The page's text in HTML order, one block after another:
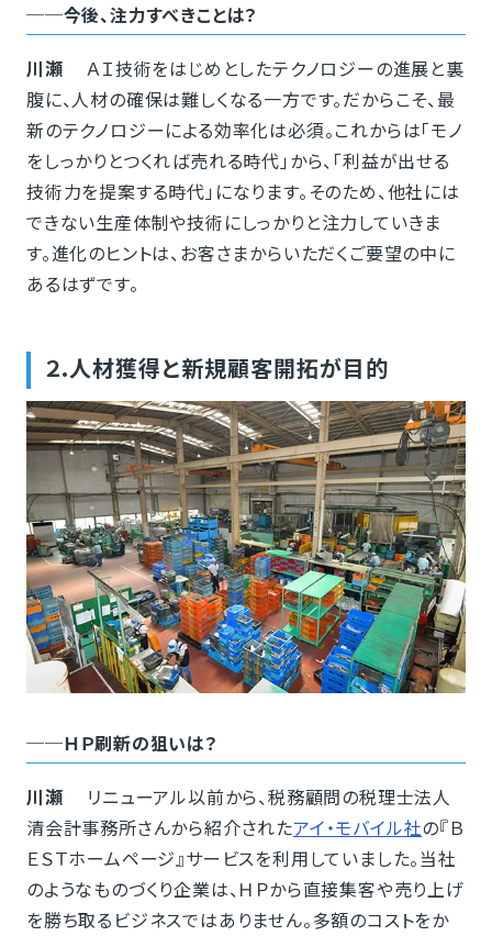
──今後、注力すべきことは？
川瀬 ＡＩ技術をはじめとしたテクノロジーの進展と裏
腹に、人材の確保は難しくなる一方です。だからこそ、最
新のテクノロジーによる効率化は必須。これからは「モノ
をしっかりとつくれば売れる時代」から、「利益が出せる
技術力を提案する時代」になります。そのため、他社には
できない生産体制や技術にしっかりと注力していきま
す。進化のヒントは、お客さまからいただくご要望の中に
あるはずです。
２.人材獲得と新規顧客開拓が目的
──ＨＰ刷新の狙いは？
川瀬 リニューアル以前から、税務顧問の税理士法人
清会計事務所さんから紹介されたアイ・モバイル社の『Ｂ
ＥＳＴホームページ』サービスを利用していました。当社
のようなものづくり企業は、ＨＰから直接集客や売り上げ
を勝ち取るビジネスではありません。多額のコストをか